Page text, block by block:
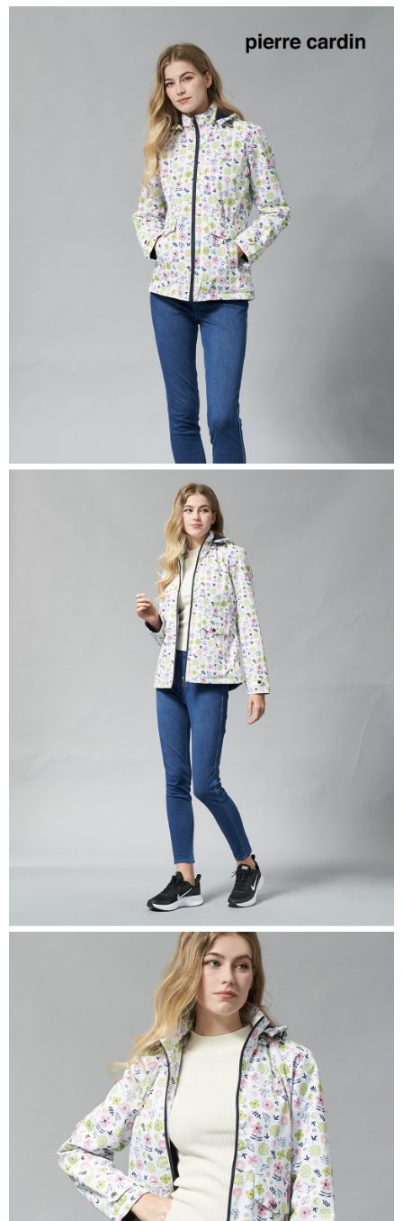
每筆NT$60，滿NT$1,200(含以上)免運費
每筆NT$60，滿NT$1,200(含以上)免運費
每筆NT$60，滿NT$1,200(含以上)免運費
每筆NT$60，滿NT$1,200(含以上)免運費
每筆NT$80，滿NT$1,200(含以上)免運費
每筆NT$80，滿NT$1,200(含以上)免運費